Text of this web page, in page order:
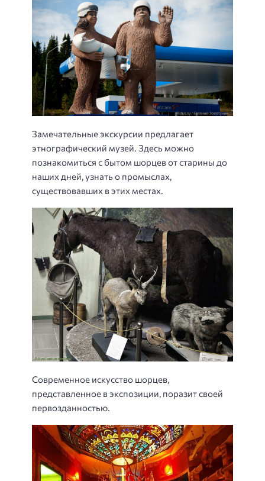
Замечательные экскурсии предлагает
этнографический музей. Здесь можно
познакомиться с бытом шорцев от старины до
наших дней, узнать о промыслах,
существовавших в этих местах.
Современное искусство шорцев,
представленное в экспозиции, поразит своей
первозданностью.